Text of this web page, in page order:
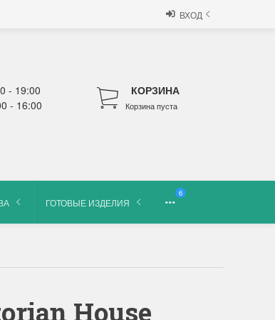
ВХОД
- 19:00
- 16:00
КОРЗИНА
Корзина пуста
ГОТОВЫЕ ИЗДЕЛИЯ
6
House